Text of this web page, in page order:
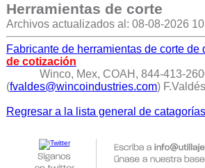
Herramientas de corte
Archivos actualizados al: 08-08-2026
Fabricante de herramientas de corte de
de cotización
Winco, Mex, COAH, 844-413-
(fvaldes@wincoindustries.com) F.Valdés
Regresar a la lista general de